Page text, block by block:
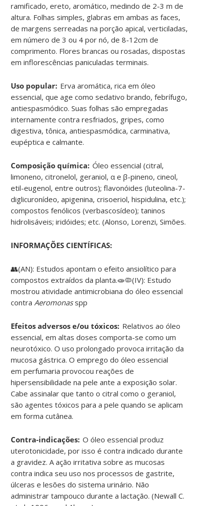
ramificado, ereto, aromático, medindo de 2-3 m de
altura. Folhas simples, glabras em ambas as faces,
de margens serreadas na porção apical, verticiladas,
em número de 3 ou 4 por nó, de 8-12cm de
comprimento. Flores brancas ou rosadas, dispostas
em inflorescências paniculadas terminais.
Uso popular: Erva aromática, rica em óleo
essencial, que age como sedativo brando, febrífugo,
antiespasmódico. Suas folhas são empregadas
internamente contra resfriados, gripes, como
digestiva, tônica, antiespasmódica, carminativa,
eupéptica e calmante.
Composição química: Óleo essencial (citral,
limoneno, citronelol, geraniol, α e β-pineno, cineol,
etil-eugenol, entre outros); flavonóides (luteolina-7-
diglicuronídeo, apigenina, crisoeriol, hispidulina, etc.);
compostos fenólicos (verbascosídeo); taninos
hidrolisáveis; iridóides; etc. (Alonso, Lorenzi, Simões.
INFORMAÇÕES CIENTÍFICAS:
👥(AN): Estudos apontam o efeito ansiolítico para
compostos extraídos da planta.🧫🦠(IV): Estudo
mostrou atividade antimicrobiana do óleo essencial
contra Aeromonasspp
Efeitos adversos e/ou tóxicos: Relativos ao óleo
essencial, em altas doses comporta-se como um
neurotóxico. O uso prolongado provoca irritação da
mucosa gástrica. O emprego do óleo essencial
em perfumaria provocou reações de
hipersensibilidade na pele ante a exposição solar.
Cabe assinalar que tanto o citral como o geraniol,
são agentes tóxicos para a pele quando se aplicam
em forma cutânea.
Contra-indicações: O óleo essencial produz
uterotonicidade, por isso é contra indicado durante
a gravidez. A ação irritativa sobre as mucosas
contra indica seu uso nos processos de gastrite,
úlceras e lesões do sistema urinário. Não
administrar tampouco durante a lactação. (Newall C.